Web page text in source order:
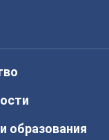
образования